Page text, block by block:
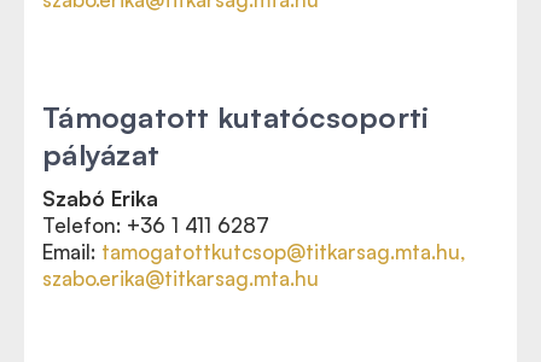
Támogatott kutatócsoporti
pályázat
Szabó Erika
Telefon: +36 1 411 6287
Email: tamogatottkutcsop@titkarsag.mta.hu,
szabo.erika@titkarsag.mta.hu